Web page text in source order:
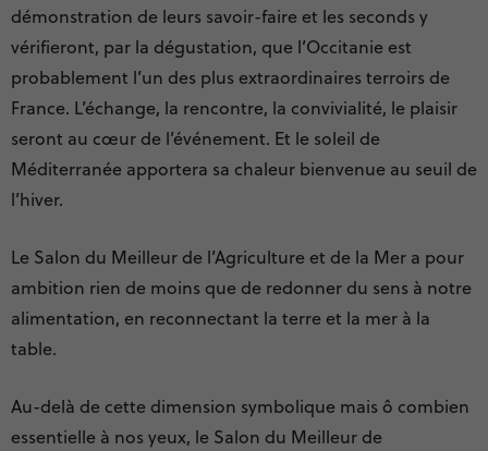
démonstration de leurs savoir-faire et les seconds y
vérifieront, par la dégustation, que l’Occitanie est
probablement l’un des plus extraordinaires terroirs de
France. L’échange, la rencontre, la convivialité, le plaisir
seront au cœur de l’événement. Et le soleil de
Méditerranée apportera sa chaleur bienvenue au seuil de
l’hiver.
Le Salon du Meilleur de l’Agriculture et de la Mer a pour
ambition rien de moins que de redonner du sens à notre
alimentation, en reconnectant la terre et la mer à la
table.
Au-delà de cette dimension symbolique mais ô combien
essentielle à nos yeux, le Salon du Meilleur de